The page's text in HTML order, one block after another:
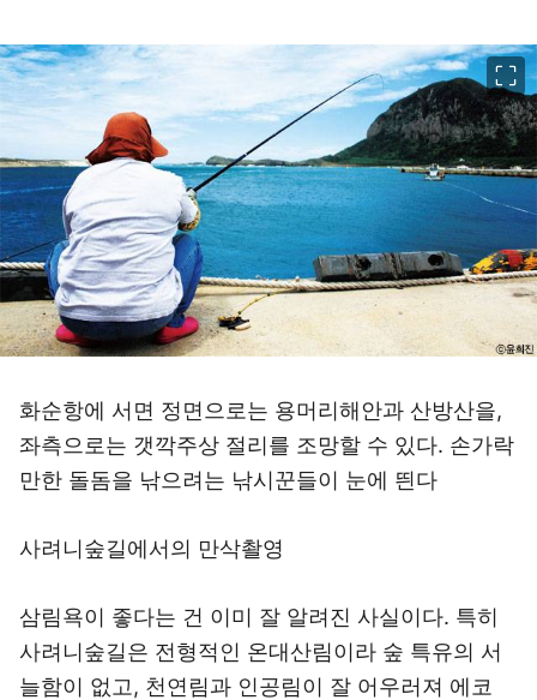
화순항에 서면 정면으로는 용머리해안과 산방산을,
좌측으로는 갯깍주상 절리를 조망할 수 있다. 손가락
만한 돌돔을 낚으려는 낚시꾼들이 눈에 띈다
사려니숲길에서의 만삭촬영
삼림욕이 좋다는 건 이미 잘 알려진 사실이다. 특히
사려니숲길은 전형적인 온대산림이라 숲 특유의 서
늘함이 없고, 천연림과 인공림이 잘 어우러져 에코